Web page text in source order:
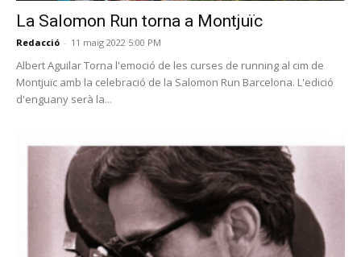
La Salomon Run torna a Montjuïc
Redacció - 11 maig 2022 5:00 PM
Albert Aguilar Torna l'emoció de les curses de running al cim de
Montjuïc amb la celebració de la Salomon Run Barcelona. L'edició
d'enguany serà la...